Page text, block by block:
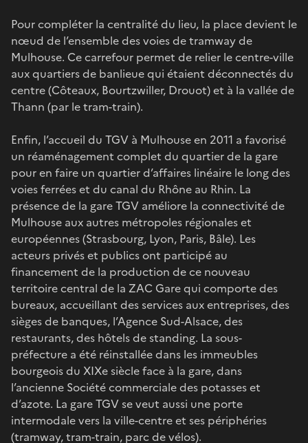
Pour compléter la centralité du lieu, la place devient le
nœud de l’ensemble des voies de tramway de
Mulhouse. Ce carrefour permet de relier le centre-ville
aux quartiers de banlieue qui étaient déconnectés du
centre (Côteaux, Bourtzwiller, Drouot) et à la vallée de
Thann (par le tram-train).
Enfin, l’accueil du TGV à Mulhouse en 2011 a favorisé
un réaménagement complet du quartier de la gare
pour en faire un quartier d’affaires linéaire le long des
voies ferrées et du canal du Rhône au Rhin. La
présence de la gare TGV améliore la connectivité de
Mulhouse aux autres métropoles régionales et
européennes (Strasbourg, Lyon, Paris, Bâle). Les
acteurs privés et publics ont participé au
financement de la production de ce nouveau
territoire central de la ZAC Gare qui comporte des
bureaux, accueillant des services aux entreprises, des
sièges de banques, l’Agence Sud-Alsace, des
restaurants, des hôtels de standing. La sous-
préfecture a été réinstallée dans les immeubles
bourgeois du XIXe siècle face à la gare, dans
l’ancienne Société commerciale des potasses et
d’azote. La gare TGV se veut aussi une porte
intermodale vers la ville-centre et ses périphéries
(tramway, tram-train, parc de vélos).